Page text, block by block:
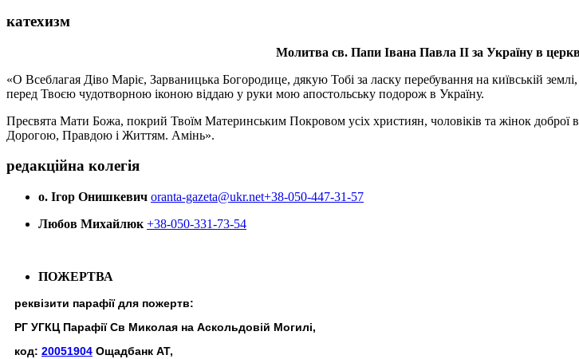
катехизм
Молитва св. Папи Івана Павла ІІ за Україну в
«О Всеблагая Діво Маріє, Зарваницька Богородице, дякую Тобі за ласку перебування на київській
перед Твоєю чудотворною іконою віддаю у руки мою апостольську подорож в Україну.
Пресвята Мати Божа, покрий Твоїм Материнським Покровом усіх християн, чоловіків та жінок доброї
Дорогою, Правдою і Життям. Амінь».
редакційна колегія
о. Ігор Онишкевич oranta-gazeta@ukr.net+38-050-447-31-57
Любов Михайлюк +38-050-331-73-54
ПОЖЕРТВА
реквізити парафії для пожертв:
РГ УГКЦ Парафії Св Миколая на Аскольдовій Могилі,
код: 20051904 Ощадбанк АТ,